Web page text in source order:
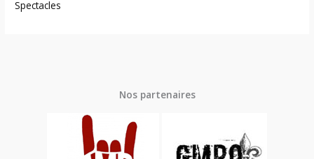
Spectacles
Nos partenaires